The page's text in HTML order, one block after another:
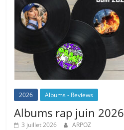
2026 Albums - Reviews
Albums rap juin 2026
3 juillet 2026 ARPOZ